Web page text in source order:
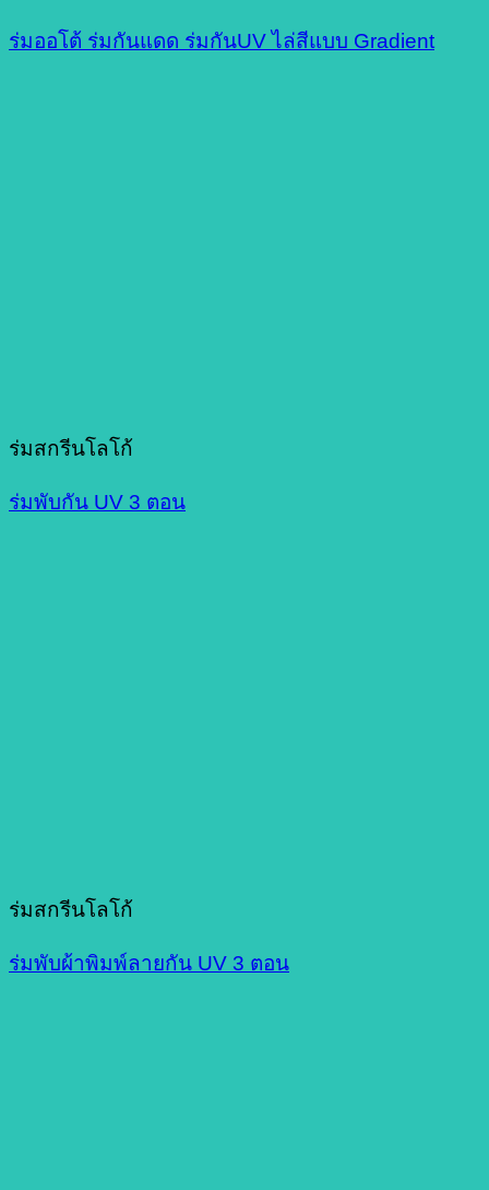
ร่มออโต้ ร่มกันแดด ร่มกันUV ไล่สีแบบ Gradient
ร่มสกรีนโลโก้
ร่มพับกัน UV 3 ตอน
ร่มสกรีนโลโก้
ร่มพับผ้าพิมพ์ลายกัน UV 3 ตอน